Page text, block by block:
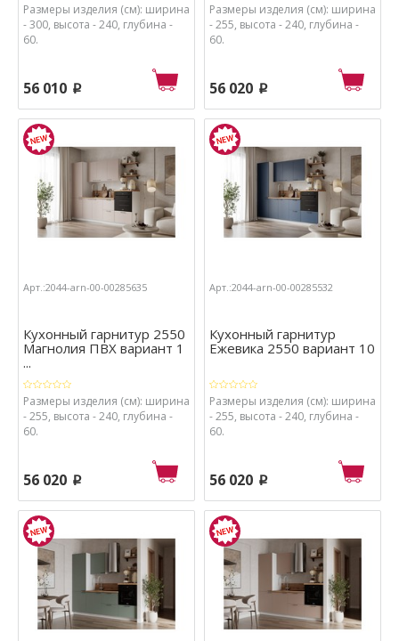
Размеры изделия (см): ширина
- 300, высота - 240, глубина -
60.
56 010 p
Размеры изделия (см): ширина
- 255, высота - 240, глубина -
60.
56 020 p
Арт.:2044-arn-00-00285635
Кухонный гарнитур 2550
Магнолия ПВХ вариант 1
...
Размеры изделия (см): ширина
- 255, высота - 240, глубина -
60.
56 020 p
Арт.:2044-arn-00-00285532
Кухонный гарнитур
Ежевика 2550 вариант 10
Размеры изделия (см): ширина
- 255, высота - 240, глубина -
60.
56 020 p